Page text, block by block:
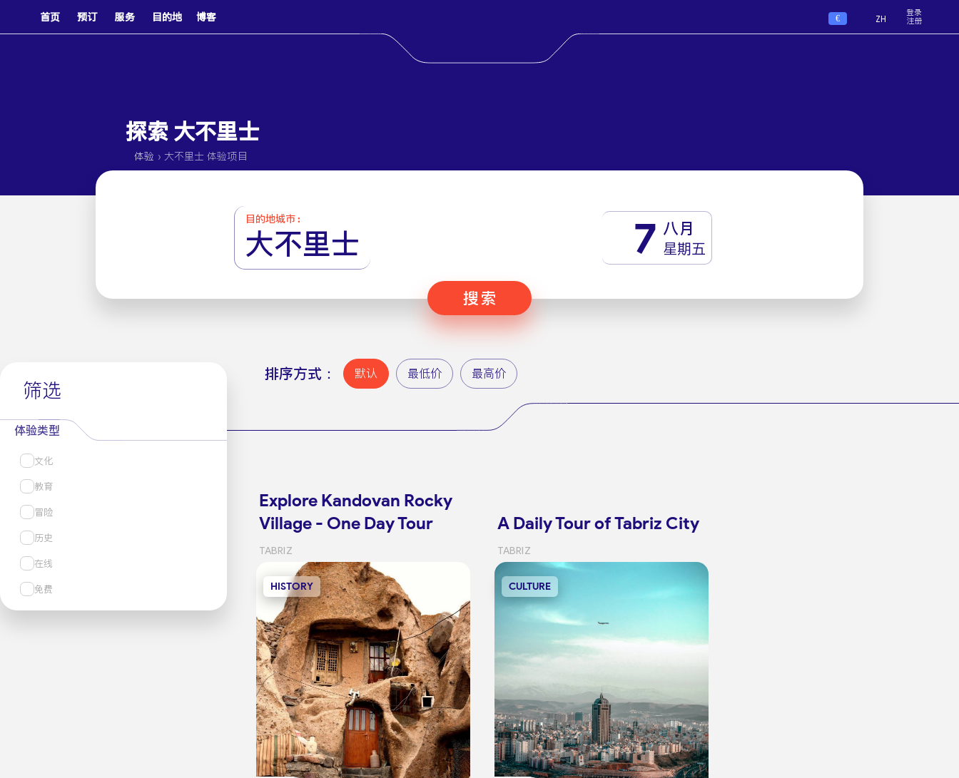
首页 预订 服务 目的地 博客 € ZH
登录
注册
探索 大不里士
体验 › 大不里士 体验项目
目的地城市 :
大不里士 7 八月
星期五
搜索
排序方式： 默认 最低价 最高价
筛选
体验类型
文化
教育
冒险
历史
在线
免费
Explore Kandovan Rocky
Village - One Day Tour
TABRIZ
HISTORY
A Daily Tour of Tabriz City
TABRIZ
CULTURE